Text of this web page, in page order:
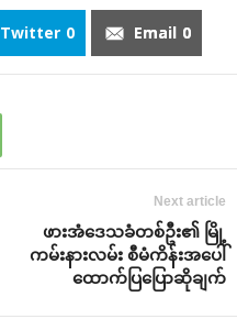
Twitter 0 Email 0
Next article
ဖားအံ‌ဒေသခံတစ်ဦး၏ မြို့
ကမ်းနားလမ်း စီမံကိန်းအ‌ပေါ်
‌ထောက်ပြ‌ပြောဆိုချက်